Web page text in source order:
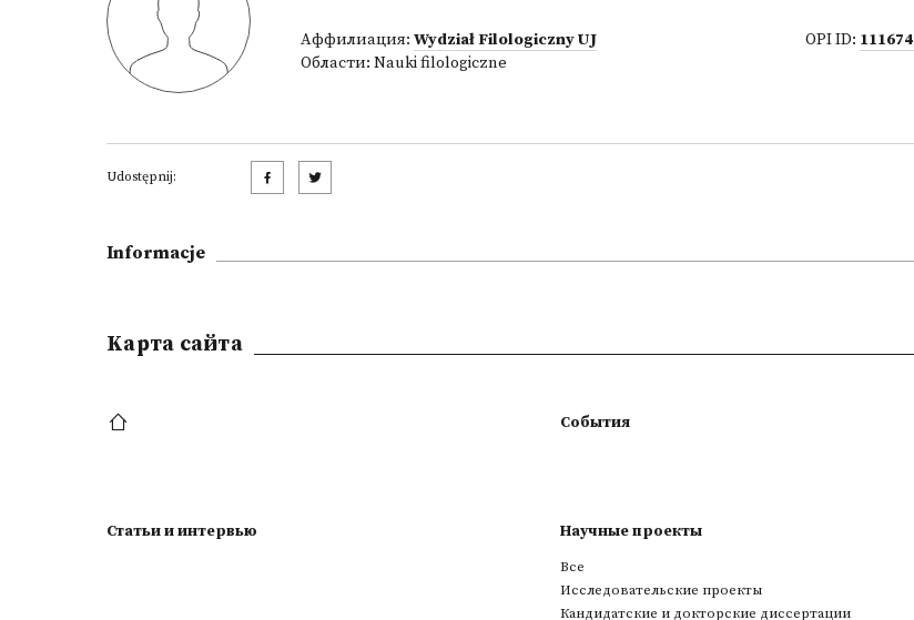
Аффилиация: Wydział Filologiczny UJ
Области: Nauki filologiczne
OPI ID: 111674
Udostępnij:
Informacje
Kарта сайта
События
Статьи и интервью Научные проекты
Все
Исследовательские проекты
Кандидатские и докторские диссертации